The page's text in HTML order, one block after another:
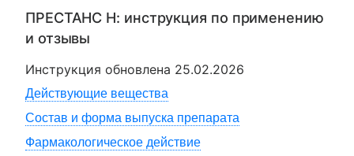
ПРЕСТАНС Н: инструкция по применению
и отзывы
Инструкция обновлена 25.02.2026
Действующие вещества
Состав и форма выпуска препарата
Фармакологическое действие